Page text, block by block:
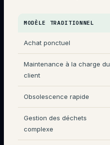
MODÈLE TRADITIONNEL
Achat ponctuel
Maintenance à la charge du
client
Obsolescence rapide
Gestion des déchets
complexe